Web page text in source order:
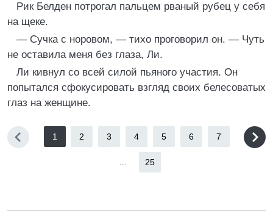
Рик Белден потрогал пальцем рваный рубец у себя
на щеке.
— Сучка с норовом, — тихо проговорил он. — Чуть
не оставила меня без глаза, Ли.
Ли кивнул со всей силой пьяного участия. Он
попытался сфокусировать взгляд своих белесоватых
глаз на женщине.
1 2 3 4 5 6 7
25